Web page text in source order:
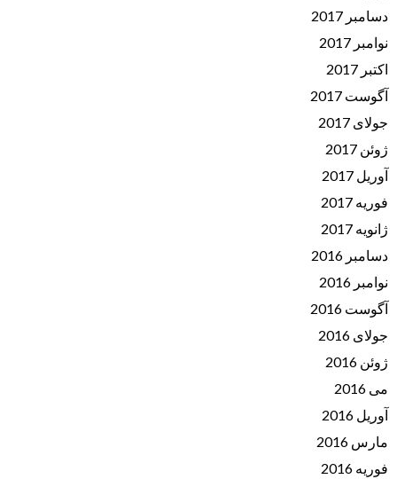
دسامبر 2017
نوامبر 2017
اکتبر 2017
آگوست 2017
جولای 2017
ژوئن 2017
آوریل 2017
فوریه 2017
ژانویه 2017
دسامبر 2016
نوامبر 2016
آگوست 2016
جولای 2016
ژوئن 2016
می 2016
آوریل 2016
مارس 2016
فوریه 2016